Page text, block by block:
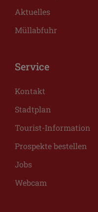
Aktuelles
Müllabfuhr
Service
Kontakt
Stadtplan
Tourist-Information
Prospekte bestellen
Jobs
Webcam